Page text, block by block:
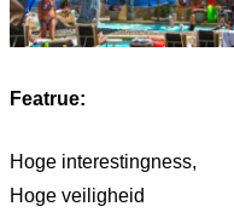
Featrue:
Hoge interestingness,
Hoge veiligheid